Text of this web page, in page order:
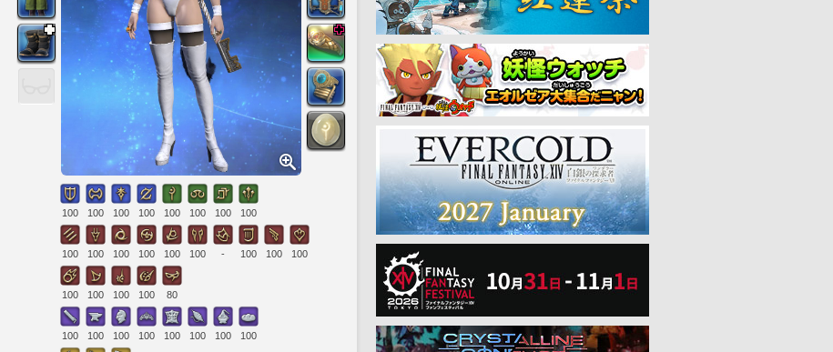
100 100 100 100 100 100 100 100
100 100 100 100 100 100 - 100 100 100
100 100 100 100 80
100 100 100 100 100 100 100 100